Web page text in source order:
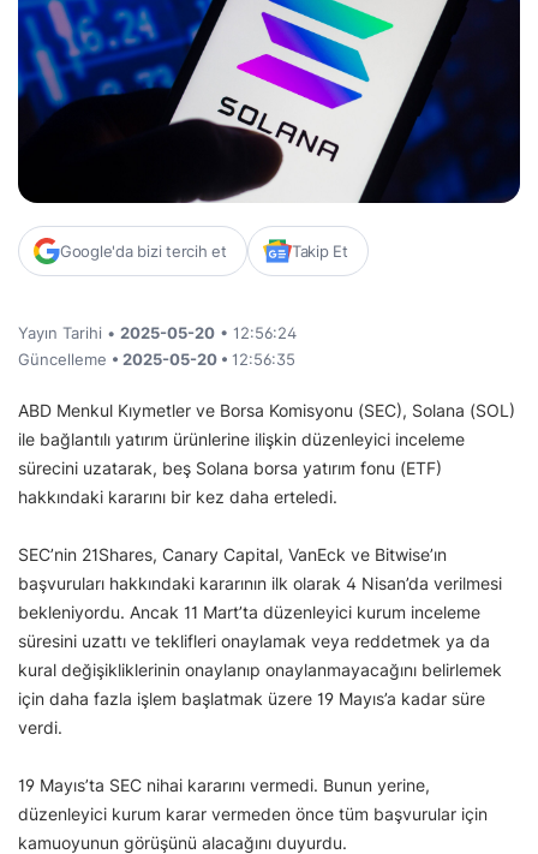
Google'da bizi tercih et Takip Et
Yayın Tarihi • 2025-05-20 • 12:56:24
Güncelleme • 2025-05-20 • 12:56:35
ABD Menkul Kıymetler ve Borsa Komisyonu (SEC), Solana (SOL)
ile bağlantılı yatırım ürünlerine ilişkin düzenleyici inceleme
sürecini uzatarak, beş Solana borsa yatırım fonu (ETF)
hakkındaki kararını bir kez daha erteledi.
SEC’nin 21Shares, Canary Capital, VanEck ve Bitwise’ın
başvuruları hakkındaki kararının ilk olarak 4 Nisan’da verilmesi
bekleniyordu. Ancak 11 Mart’ta düzenleyici kurum inceleme
süresini uzattı ve teklifleri onaylamak veya reddetmek ya da
kural değişikliklerinin onaylanıp onaylanmayacağını belirlemek
için daha fazla işlem başlatmak üzere 19 Mayıs’a kadar süre
verdi.
19 Mayıs’ta SEC nihai kararını vermedi. Bunun yerine,
düzenleyici kurum karar vermeden önce tüm başvurular için
kamuoyunun görüşünü alacağını duyurdu.